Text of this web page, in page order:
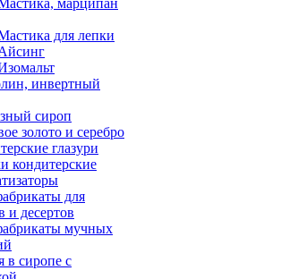
для лепки
инвертный
сироп
золото и серебро
глазури
кондитерские
для
и десертов
мучных
в сиропе с